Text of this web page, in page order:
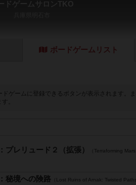
ボードゲーム リスト
ゲームに登録できるボタンが表示されます。
。
プレリュード２（拡張）
（Terraforming
秘境への険路 （Lost Ruins of Arnak: Twisted Paths